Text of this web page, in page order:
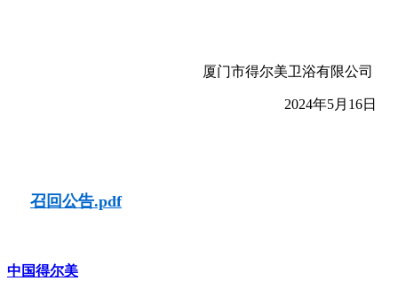
厦门市得尔美卫浴有限公司
2024年5月16日
召回公告.pdf
中国得尔美